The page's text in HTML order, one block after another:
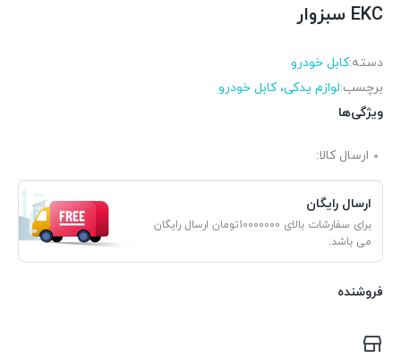
EKC سبزوار
دسته:کابل خودرو
برچسب:لوازم یدکی، کابل خودرو
ویژگی‌ها
ارسال کالا:
ارسال رایگان
برای سفارشات بالای 10000000تومان ارسال رایگان
می باشد.
فروشنده